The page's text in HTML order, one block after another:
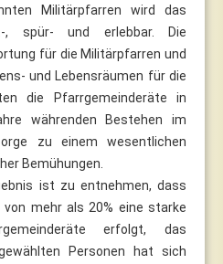
Militärpfarren wird das
, spür- und erlebbar. Die
für die Militärpfarren und
und Lebensräumen für die
die Pfarrgemeinderäte in
währenden Bestehen im
zu einem wesentlichen
Bemühungen.
ist zu entnehmen, dass
von mehr als 20% eine starke
erfolgt, das
Personen hat sich